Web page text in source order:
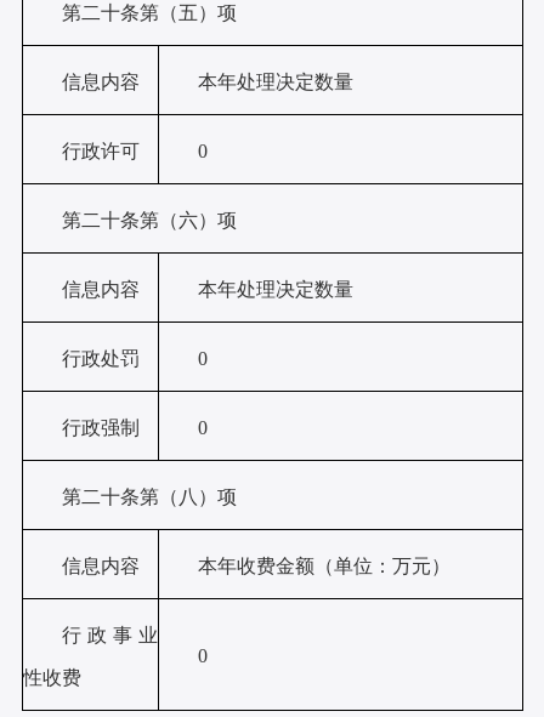
第二十条第（五）项
信息内容 本年处理决定数量
行政许可 0
第二十条第（六）项
信息内容 本年处理决定数量
行政处罚 0
行政强制 0
第二十条第（八）项
信息内容 本年收费金额（单位：万元）
行政事业
性收费
0